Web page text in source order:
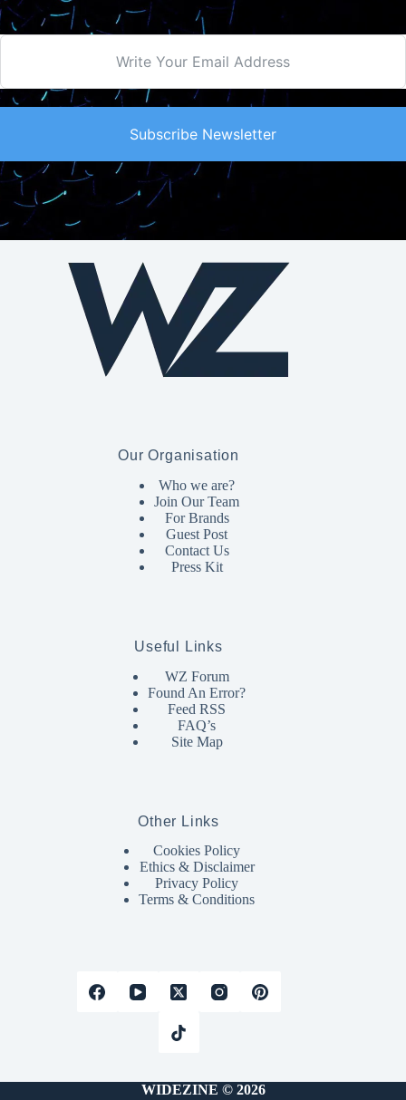
Subscribe Newsletter
Our Organisation
Who we are?
Join Our Team
For Brands
Guest Post
Contact Us
Press Kit
Useful Links
WZ Forum
Found An Error?
Feed RSS
FAQ’s
Site Map
Other Links
Cookies Policy
Ethics & Disclaimer
Privacy Policy
Terms & Conditions
WIDEZINE © 2026